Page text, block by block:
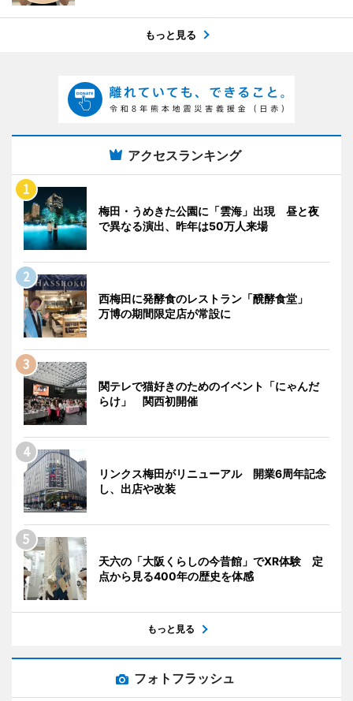
もっと見る
アクセスランキング
梅田・うめきた公園に「雲海」出現 昼と夜
で異なる演出、昨年は50万人来場
西梅田に発酵食のレストラン「醗酵食堂」
万博の期間限定店が常設に
関テレで猫好きのためのイベント「にゃんだ
らけ」 関西初開催
リンクス梅田がリニューアル 開業6周年記念
し、出店や改装
天六の「大阪くらしの今昔館」でXR体験 定
点から見る400年の歴史を体感
もっと見る
フォトフラッシュ